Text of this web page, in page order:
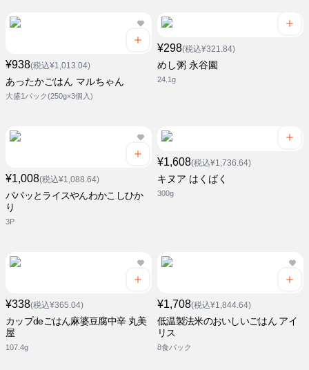
¥938(税込¥1,013.04)
あったかごはん マルちゃん
大盛1パック(250g×3個入)
¥298(税込¥321.84)
めし粥 永谷園
24.1g
¥1,008(税込¥1,088.64)
パパッとライスやんわかこしひか
り
3P
¥1,608(税込¥1,736.64)
キヌア はくばく
300g
¥338(税込¥365.04)
カップdeごはん麻婆豆腐中辛 丸美
屋
107.4g
¥1,708(税込¥1,844.64)
低温製法米のおいしいごはん アイ
リス
8食パック